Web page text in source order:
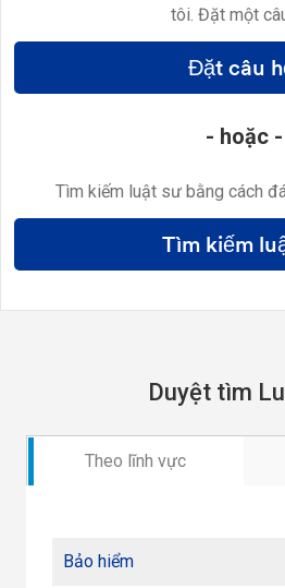
tôi. Đặt một
Đặt câu
- hoặc -
Tìm kiếm luật sư bằng cách
Tìm kiếm
Duyệt tìm
Theo lĩnh vực
Bảo hiểm